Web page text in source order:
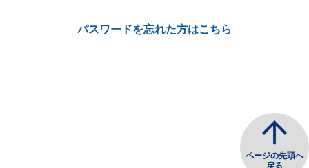
パスワードを忘れた方はこちら
ページの先頭へ
戻る